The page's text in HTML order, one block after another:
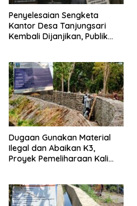
Penyelesaian Sengketa
Kantor Desa Tanjungsari
Kembali Dijanjikan, Publik
Dugaan Gunakan Material
Ilegal dan Abaikan K3,
Proyek Pemeliharaan Kali
Warga